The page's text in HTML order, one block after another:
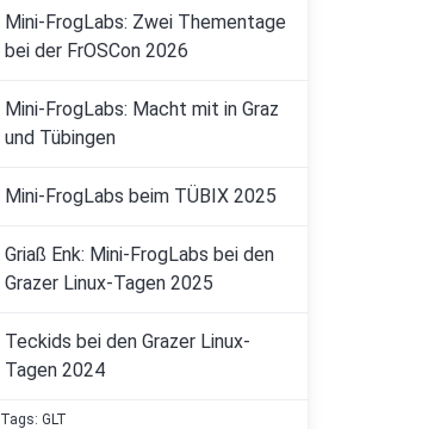
Mini-FrogLabs: Zwei Thementage
bei der FrOSCon 2026
Mini-FrogLabs: Macht mit in Graz
und Tübingen
Mini-FrogLabs beim TÜBIX 2025
Griaß Enk: Mini-FrogLabs bei den
Grazer Linux-Tagen 2025
Teckids bei den Grazer Linux-
Tagen 2024
Tags: GLT